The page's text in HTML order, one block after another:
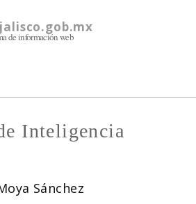
contenido
principal
de información web
Inteligencia
Sánchez